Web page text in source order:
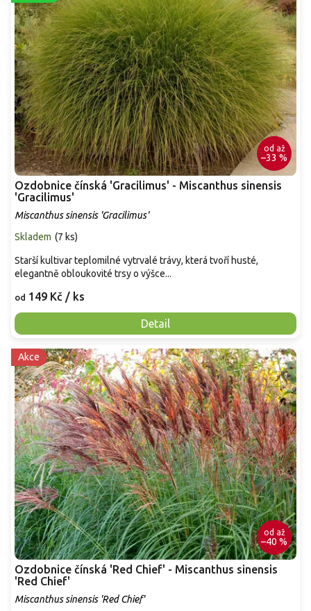
od až
–33 %
Ozdobnice čínská 'Gracilimus' - Miscanthus sinensis
'Gracilimus'
Miscanthus sinensis 'Gracilimus'
Skladem (7 ks)
od 149 Kč / ks
Detail
Starší kultivar teplomilné vytrvalé trávy, která tvoří husté,
elegantně obloukovité trsy o výšce...
Akce
od až
–40 %
Ozdobnice čínská 'Red Chief' - Miscanthus sinensis
'Red Chief'
Miscanthus sinensis 'Red Chief'